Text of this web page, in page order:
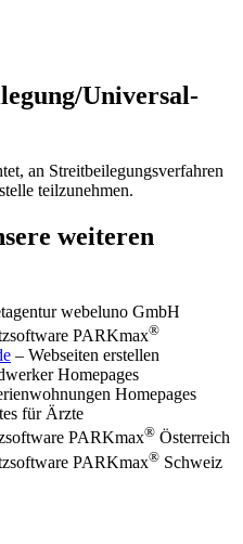
Universal­
an Streitbeilegungsverfahren
teilzunehmen.
weiteren
webeluno GmbH
PARKmax®
– Webseiten erstellen
Homepages
Homepages
für Ärzte
PARKmax® Österreich
PARKmax® Schweiz